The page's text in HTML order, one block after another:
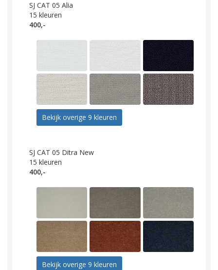
SJ CAT 05 Alia
15 kleuren
400,-
Bekijk overige 9 kleuren
SJ CAT 05 Ditra New
15 kleuren
400,-
Bekijk overige 9 kleuren